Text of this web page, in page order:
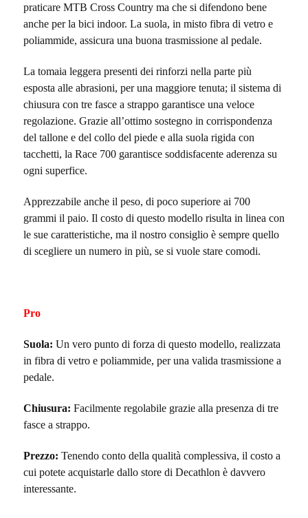
praticare MTB Cross Country ma che si difendono bene
anche per la bici indoor. La suola, in misto fibra di vetro e
poliammide, assicura una buona trasmissione al pedale.
La tomaia leggera presenti dei rinforzi nella parte più
esposta alle abrasioni, per una maggiore tenuta; il sistema di
chiusura con tre fasce a strappo garantisce una veloce
regolazione. Grazie all’ottimo sostegno in corrispondenza
del tallone e del collo del piede e alla suola rigida con
tacchetti, la Race 700 garantisce soddisfacente aderenza su
ogni superfice.
Apprezzabile anche il peso, di poco superiore ai 700
grammi il paio. Il costo di questo modello risulta in linea con
le sue caratteristiche, ma il nostro consiglio è sempre quello
di scegliere un numero in più, se si vuole stare comodi.
Pro
Suola: Un vero punto di forza di questo modello, realizzata
in fibra di vetro e poliammide, per una valida trasmissione a
pedale.
Chiusura: Facilmente regolabile grazie alla presenza di tre
fasce a strappo.
Prezzo: Tenendo conto della qualità complessiva, il costo a
cui potete acquistarle dallo store di Decathlon è davvero
interessante.